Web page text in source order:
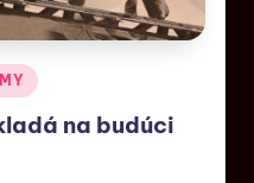
na budúci